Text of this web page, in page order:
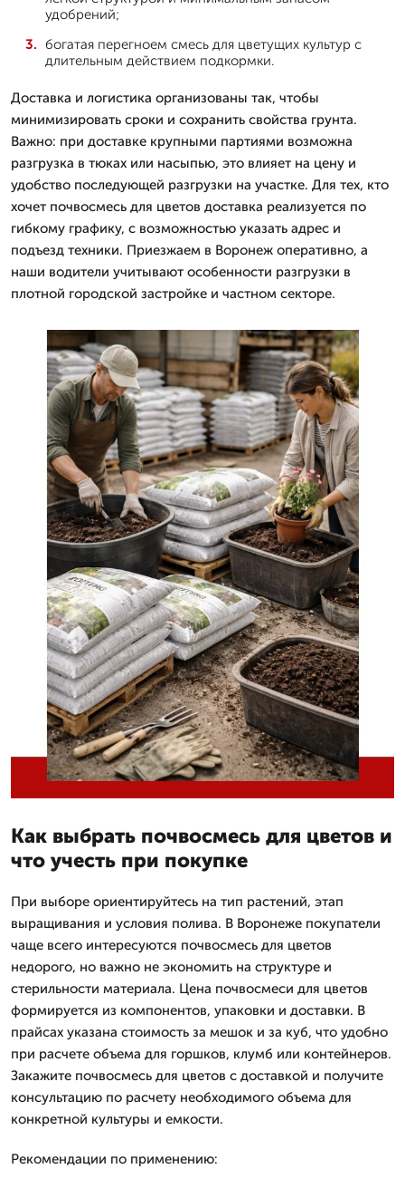
удобрений;
богатая перегноем смесь для цветущих культур с
длительным действием подкормки.
Доставка и логистика организованы так, чтобы
минимизировать сроки и сохранить свойства грунта.
Важно: при доставке крупными партиями возможна
разгрузка в тюках или насыпью, это влияет на цену и
удобство последующей разгрузки на участке. Для тех, кто
хочет почвосмесь для цветов доставка реализуется по
гибкому графику, с возможностью указать адрес и
подъезд техники. Приезжаем в Воронеж оперативно, а
наши водители учитывают особенности разгрузки в
плотной городской застройке и частном секторе.
Как выбрать почвосмесь для цветов и
что учесть при покупке
При выборе ориентируйтесь на тип растений, этап
выращивания и условия полива. В Воронеже покупатели
чаще всего интересуются почвосмесь для цветов
недорого, но важно не экономить на структуре и
стерильности материала. Цена почвосмеси для цветов
формируется из компонентов, упаковки и доставки. В
прайсах указана стоимость за мешок и за куб, что удобно
при расчете объема для горшков, клумб или контейнеров.
Закажите почвосмесь для цветов с доставкой и получите
консультацию по расчету необходимого объема для
конкретной культуры и емкости.
Рекомендации по применению: